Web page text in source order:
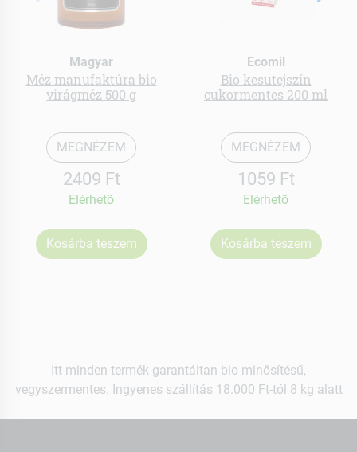
Magyar
Méz manufaktúra bio
virágméz 500 g
MEGNÉZEM
2409 Ft
Elérhetõ
Kosárba teszem
Ecomil
Bio kesutejszín
cukormentes 200 ml
MEGNÉZEM
1059 Ft
Elérhetõ
Kosárba teszem
Itt minden termék garantáltan bio minősítésű,
vegyszermentes. Ingyenes szállítás 18.000 Ft-tól 8 kg alatt